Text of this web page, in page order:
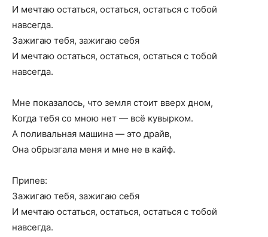
И мечтаю остаться, остаться, остаться с тобой
навсегда.
Зажигаю тебя, зажигаю себя
И мечтаю остаться, остаться, остаться с тобой
навсегда.
Мне показалось, что земля стоит вверх дном,
Когда тебя со мною нет — всё кувырком.
А поливальная машина — это драйв,
Она обрызгала меня и мне не в кайф.
Припев:
Зажигаю тебя, зажигаю себя
И мечтаю остаться, остаться, остаться с тобой
навсегда.